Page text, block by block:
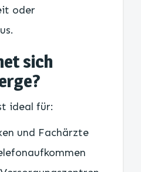
oder
sich
ideal für:
und Fachärzte